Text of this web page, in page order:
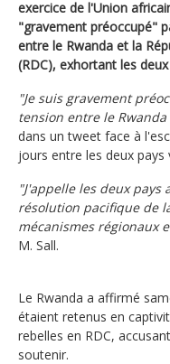
exercice de l'Union
"gravement préoccupé"
entre le Rwanda et la
(RDC), exhortant les
"Je suis gravement
tension entre le Rwanda
dans un tweet face à
jours entre les deux pays
"J'appelle les deux
résolution pacifique de
mécanismes régionaux
M. Sall.
Le Rwanda a affirmé
étaient retenus en
rebelles en RDC,
soutenir.